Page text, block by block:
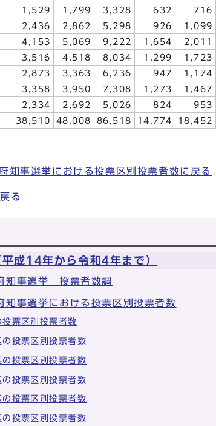
1,529 1,799 3,328 632 716
2,436 2,862 5,298 926 1,099
4,153 5,069 9,222 1,654 2,011
3,516 4,518 8,034 1,299 1,723
2,873 3,363 6,236 947 1,174
3,358 3,950 7,308 1,273 1,467
2,334 2,692 5,026 824 953
38,510 48,008 86,518 14,774 18,452
事選挙における投票区別投票者数に戻る
る
成14年から令和4年まで）
事選挙 投票者数調
事選挙における投票区別投票者数
票区別投票者数
投票区別投票者数
投票区別投票者数
投票区別投票者数
投票区別投票者数
投票区別投票者数